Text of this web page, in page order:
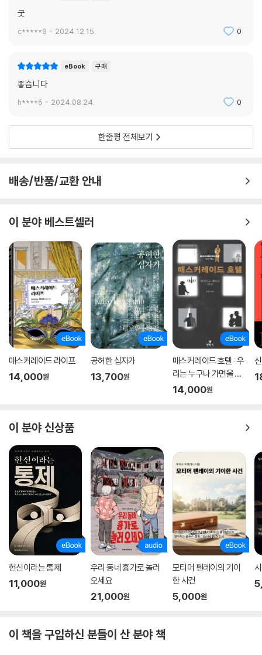
굿
c*****9 2024.12.15. 0
eBook 구매
좋습니다
h****5 2024.08.24. 0
한줄평 전체보기
배송/반품/교환 안내
이 분야 베스트셀러
매스커레이드 라이프
14,000원
공허한 십자가
13,700원
매스커레이드 호텔 : 우
리는 누구나 가면을 쓰
고 살아간다
14,000원
이 분야 신상품
헌신이라는 통제
11,000원
우리 동네 흉가로 놀러
오세요
21,000원
모티머 펜레이의 기이
한 사건
5,000원
이 책을 구입하신 분들이 산 분야 책